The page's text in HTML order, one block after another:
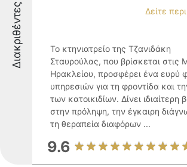
Διακριθέντες Δείτε
Το κτηνιατρείο της Τζανιδάκη
Σταυρούλας, που βρίσκεται στις
Ηρακλείου, προσφέρει ένα ευρύ
υπηρεσιών για τη φροντίδα και
των κατοικιδίων. Δίνει ιδιαίτερη
στην πρόληψη, την έγκαιρη
τη θεραπεία διαφόρων ...
9.6